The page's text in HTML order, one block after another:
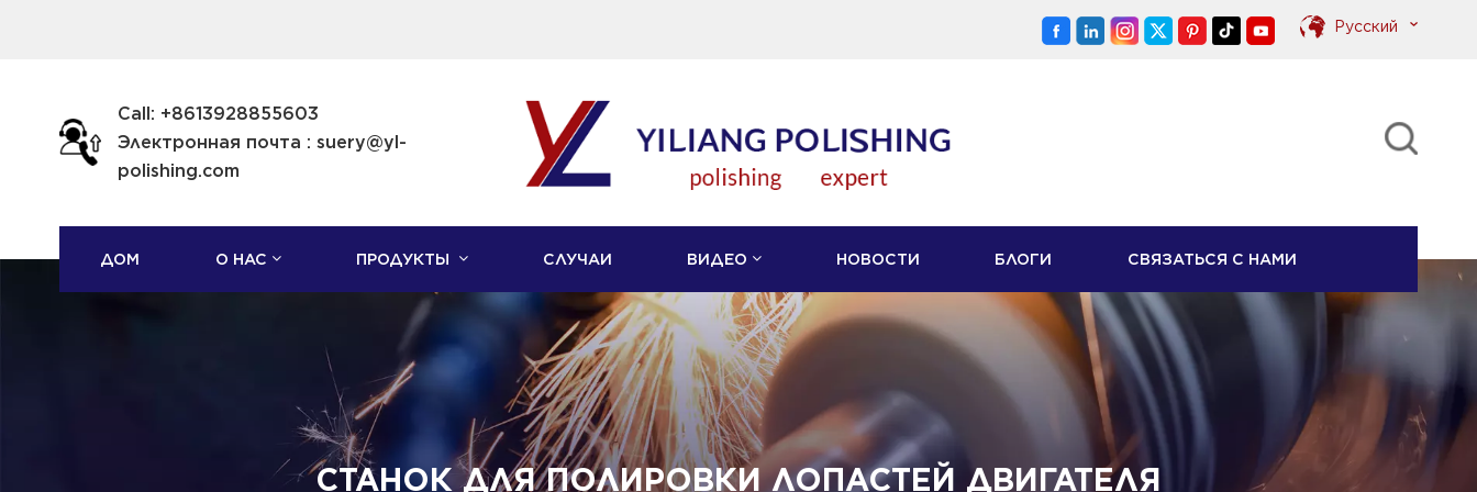
Pусский
English
Call: +8613928855603
Электронная почта : suery@yl-
polishing.com
ДОМ О НАС ПРОДУКТЫ СЛУЧАИ ВИДЕО НОВОСТИ БЛОГИ СВЯЗАТЬСЯ С НАМИ
СТАНОК ДЛЯ ПОЛИРОВКИ ЛОПАСТЕЙ ДВИГАТЕЛЯ